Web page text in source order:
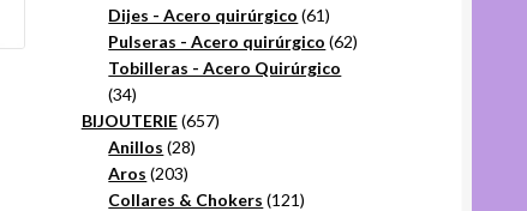
productos
Dijes - Acero quirúrgico 6161
productos
Pulseras - Acero quirúrgico 6262
Tobilleras - Acero Quirúrgico
3434
productos
BIJOUTERIE 657657
Anillos 2828
Aros 203203
productos
Collares & Chokers 121121